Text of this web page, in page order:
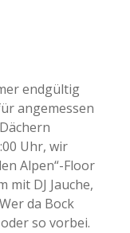
endgültig
angemessen
Uhr, wir
Alpen“-Floor
mit DJ Jauche,
da Bock
so vorbei.